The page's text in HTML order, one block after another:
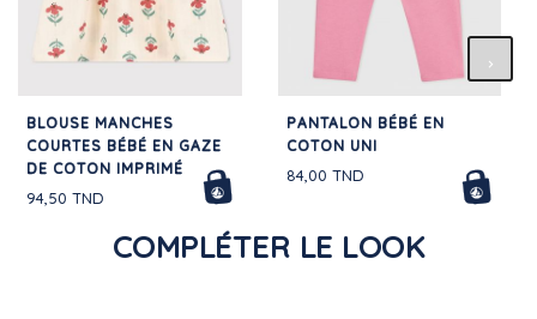
BLOUSE MANCHES
COURTES BÉBÉ EN GAZE
DE COTON IMPRIMÉ
94,50 TND
PANTALON BÉBÉ EN
COTON UNI
84,00 TND
COMPLÉTER LE LOOK